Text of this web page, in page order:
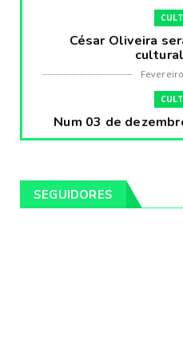
César Oliveira
Num 03 de
Prestes, o
Pintores da
SEGUIDORES